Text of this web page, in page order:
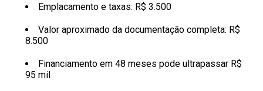
Emplacamento e taxas: R$ 3.500
Valor aproximado da documentação completa: R$
8.500
Financiamento em 48 meses pode ultrapassar R$
95 mil